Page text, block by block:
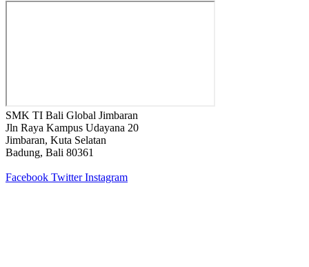
SMK TI Bali Global Jimbaran
Jln Raya Kampus Udayana 20
Jimbaran, Kuta Selatan
Badung, Bali 80361
Facebook Twitter Instagram